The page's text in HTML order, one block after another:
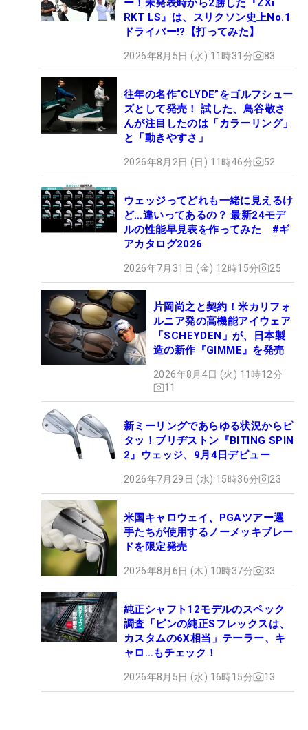
ー！未発表時から2勝した『ZXi
RKT LS』は、スリクソン史上No.1
ドライバー!?【打ってみた】
2026年8月5日 (水) 11時31分 83
往年の名作“CLYDE”をゴルフシュー
ズとして発売！ 試した、鳥谷敬さ
んが注目したのは「カラーリング」
と「動きやすさ」
2026年8月2日 (日) 11時46分 52
ウェッジってどれも一緒に見えるけ
ど…違いってあるの？ 最新24モデ
ルの性能早見表を作ってみた #ギ
アカタログ2026
2026年7月31日 (金) 12時15分 25
片岡尚之と契約！米カリフォ
ルニア発の高機能アイウェア
「SCHEYDEN」が、日本製
造の新作『GIMME』を発売
2026年8月4日 (火) 11時12分
11
新ミーリングであらゆる状況からピ
タッ！ブリヂストン『BITING SPIN
2』ウェッジ、9月4日デビュー
2026年7月29日 (水) 15時36分 23
米国キャロウェイ、PGAツアー選
手たちが使用するノーメッキブレー
ドを限定発売
2026年8月6日 (木) 10時37分 33
純正シャフト12モデルのスペック
調査「ピンの純正Sフレックスは、
カスタムの6X相当」テーラー、キ
ャロ…もチェック！
2026年8月5日 (水) 16時15分 13